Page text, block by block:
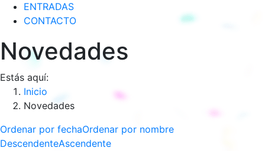
ENTRADAS
CONTACTO
Novedades
Estás aquí:
Inicio
Novedades
Ordenar por fechaOrdenar por nombre
DescendenteAscendente